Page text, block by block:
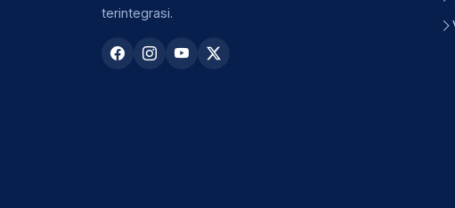
terintegrasi.